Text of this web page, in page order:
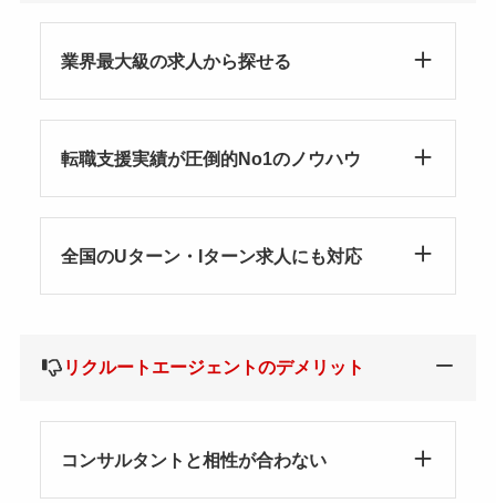
業界最大級の求人から探せる
転職支援実績が圧倒的No1のノウハウ
全国のUターン・Iターン求人にも対応
リクルートエージェントのデメリット
コンサルタントと相性が合わない